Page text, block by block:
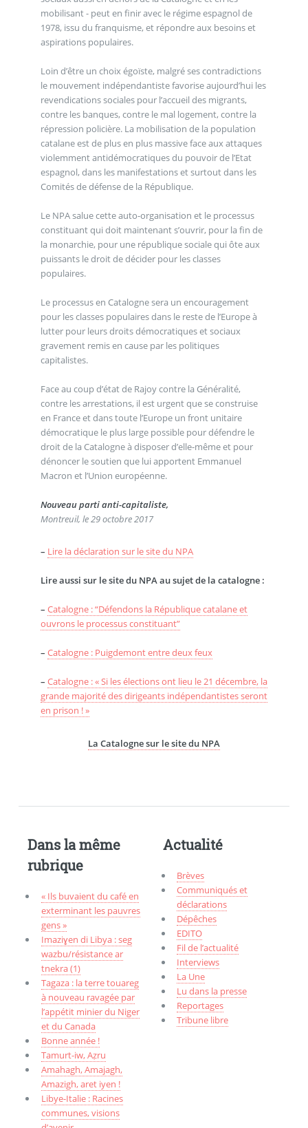
mobilisant - peut en finir avec le régime espagnol de
1978, issu du franquisme, et répondre aux besoins et
aspirations populaires.
Loin d’être un choix égoïste, malgré ses contradictions
le mouvement indépendantiste favorise aujourd’hui les
revendications sociales pour l’accueil des migrants,
contre les banques, contre le mal logement, contre la
répression policière. La mobilisation de la population
catalane est de plus en plus massive face aux attaques
violemment antidémocratiques du pouvoir de l’Etat
espagnol, dans les manifestations et surtout dans les
Comités de défense de la République.
Le NPA salue cette auto-organisation et le processus
constituant qui doit maintenant s’ouvrir, pour la fin de
la monarchie, pour une république sociale qui ôte aux
puissants le droit de décider pour les classes
populaires.
Le processus en Catalogne sera un encouragement
pour les classes populaires dans le reste de l’Europe à
lutter pour leurs droits démocratiques et sociaux
gravement remis en cause par les politiques
capitalistes.
Face au coup d’état de Rajoy contre la Généralité,
contre les arrestations, il est urgent que se construise
en France et dans toute l’Europe un front unitaire
démocratique le plus large possible pour défendre le
droit de la Catalogne à disposer d’elle-même et pour
dénoncer le soutien que lui apportent Emmanuel
Macron et l’Union européenne.
Nouveau parti anti-capitaliste,
Montreuil, le 29 octobre 2017
– Lire la déclaration sur le site du NPA
Lire aussi sur le site du NPA au sujet de la catalogne :
– Catalogne : “Défendons la République catalane et
ouvrons le processus constituant”
– Catalogne : Puigdemont entre deux feux
– Catalogne : « Si les élections ont lieu le 21 décembre, la
grande majorité des dirigeants indépendantistes seront
en prison ! »
La Catalogne sur le site du NPA
Dans la même
rubrique
« Ils buvaient du café en
exterminant les pauvres
gens »
Imaziɣen di Libya : seg
wazbu/résistance ar
tnekra (1)
Tagaza : la terre touareg
à nouveau ravagée par
l’appétit minier du Niger
et du Canada
Bonne année !
Tamurt-iw, Aẓru
Amahagh, Amajagh,
Amazigh, aret iyen !
Libye-Italie : Racines
communes, visions
Actualité
Brèves
Communiqués et
déclarations
Dépêches
EDITO
Fil de l’actualité
Interviews
La Une
Lu dans la presse
Reportages
Tribune libre